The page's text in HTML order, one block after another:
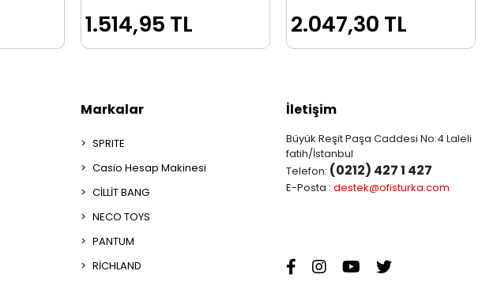
1.514,95 TL 2.047,30 TL
Markalar
SPRITE
Casio Hesap Makinesi
CİLLİT BANG
NECO TOYS
PANTUM
RİCHLAND
İletişim
Büyük Reşit Paşa Caddesi No:4 Laleli
fatih/İstanbul
Telefon: (0212) 427 1 427
E-Posta : destek@ofisturka.com